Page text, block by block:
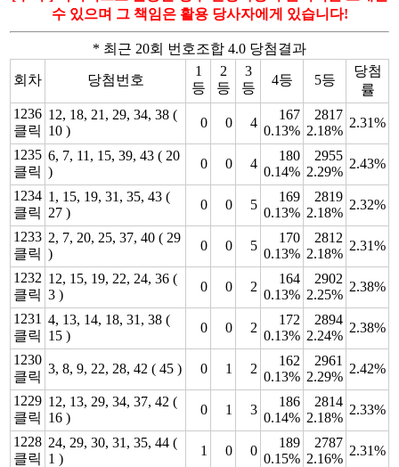
수 있으며 그 책임은 활용 당사자에게 있습니다!
* 최근 20회 번호조합 4.0 당첨결과
회차 당첨번호
1
등
2
등
3
등
4등 5등
당첨
률
1236
클릭
12, 18, 21, 29, 34, 38 (
10 )
0 0 4
167
0.13%
2817
2.18%
2.31%
1235
클릭
6, 7, 11, 15, 39, 43 ( 20
)
0 0 4
180
0.14%
2955
2.29%
2.43%
1234
클릭
1, 15, 19, 31, 35, 43 (
27 )
0 0 5
169
0.13%
2819
2.18%
2.32%
1233
클릭
2, 7, 20, 25, 37, 40 ( 29
)
0 0 5
170
0.13%
2812
2.18%
2.31%
1232
클릭
12, 15, 19, 22, 24, 36 (
3 )
0 0 2
164
0.13%
2902
2.25%
2.38%
1231
클릭
4, 13, 14, 18, 31, 38 (
15 )
0 0 2
172
0.13%
2894
2.24%
2.38%
1230
클릭
3, 8, 9, 22, 28, 42 ( 45 ) 0 1 2
162
0.13%
2961
2.29%
2.42%
1229
클릭
12, 13, 29, 34, 37, 42 (
16 )
0 1 3
186
0.14%
2814
2.18%
2.33%
1228
클릭
24, 29, 30, 31, 35, 44 (
1 )
1 0 0
189
0.15%
2787
2.16%
2.31%